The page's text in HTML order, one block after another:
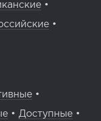
•
•
•
• Доступные •